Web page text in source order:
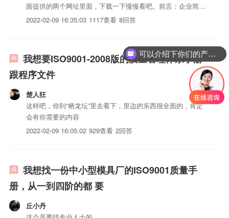
面提供的两个网址里面，下载一下慢慢看吧。前言：企业简
介：简要描述企业iso认证流程建议、企业规模、企业历史沿
2022-02-09 16:35:03 1117查看 8回答
我想要ISO9001-2008版的质量管理体系手册
跟程序文件
楚人狂
这样吧，你到“栖龙坛”里去看下，里边的东西很全面的，肯定
会有你需要的内容
2022-02-09 16:05:02 929查看 2回答
我想找一份中小型模具厂的ISO9001质量手
册，从一到四阶的都 要
丘小丹
可以介绍下你们的产品么？